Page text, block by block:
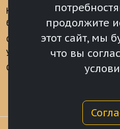
продолжите
этот сайт, мы
что вы
Конкурс «Хрустальный
барс»
Сведения о СМИ
учрежденных ВС РХ
Опросы и голосования